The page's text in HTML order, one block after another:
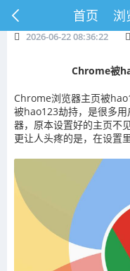
首页 浏
2026-06-22 08:36:22
Chrome被
Chrome浏览器主页被
被hao123劫持，是很多
器，原本设置好的主页不
更让人头疼的是，在设置